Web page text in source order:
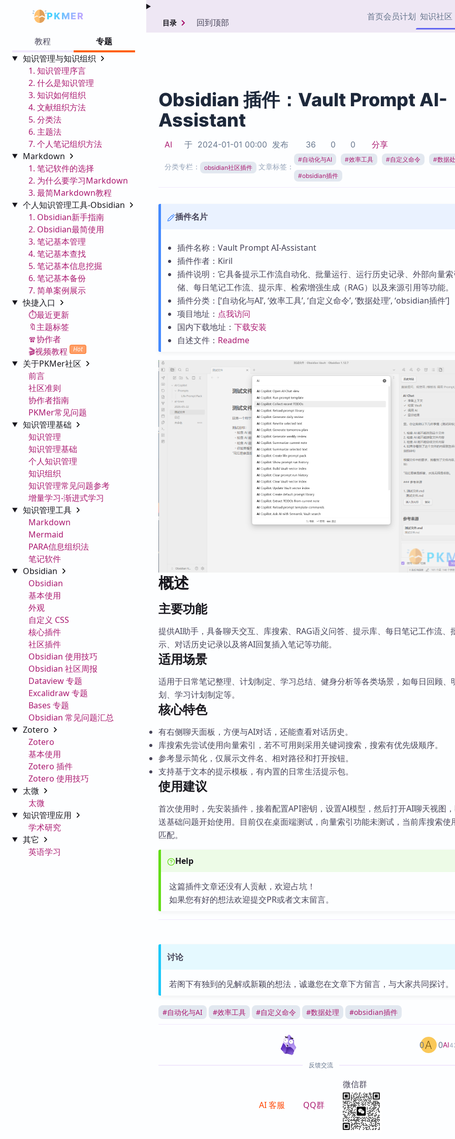
PKMER 首页会员计划 知识社区
协作者
Zotero 专题
Obsidian 专题
载
Zotero 插件
Zotero 插件资源与加速
挂
教程
专题
知识管理与知识组织
1. 知识管理序言
2. 什么是知识管理
3. 知识如何组织
4. 文献组织方法
5. 分类法
6. 主题法
7. 个人笔记组织方法
Markdown
1. 笔记软件的选择
2. 为什么要学习Markdown
3. 最简Markdown教程
个人知识管理工具-Obsidian
1. Obsidian新手指南
2. Obsidian最简使用
3. 笔记基本管理
4. 笔记基本查找
5. 笔记基本信息挖掘
6. 笔记基本备份
7. 简单案例展示
快捷入口
⏱️最近更新
🔖主题标签
🧣协作者
🎬视频教程
Hot
关于PKMer社区
前言
社区准则
协作者指南
PKMer常见问题
知识管理基础
知识管理
知识管理基础
个人知识管理
知识组织
知识管理常见问题参考
增量学习-渐进式学习
知识管理工具
Markdown
Mermaid
PARA信息组织法
笔记软件
Obsidian
Obsidian
基本使用
外观
自定义 CSS
核心插件
社区插件
Obsidian 使用技巧
Obsidian 社区周报
Dataview 专题
Excalidraw 专题
Bases 专题
Obsidian 常见问题汇总
Zotero
Zotero
基本使用
Zotero 插件
Zotero 使用技巧
太微
太微
知识管理应用
学术研究
其它
英语学习
目录 回到顶部
Obsidian 插件：Vault Prompt AI-
Assistant
AI 于 2024-01-01 00:00 发布 36 0 0 分享
分类专栏： obsidian社区插件 文章标签：
#自动化与AI #效率工具 #自定义命令 #数据
#obsidian插件
插件名片
插件名称：Vault Prompt AI-Assistant
插件作者：Kiril
插件说明：它具备提示工作流自动化、批量运行、运行历史记录、外部向量
储、每日笔记工作流、提示库、检索增强生成（RAG）以及来源引用等功能。
插件分类：[‘自动化与AI’, ‘效率工具’, ‘自定义命令’, ‘数据处理’, ‘obsidian插件’]
项目地址： 点我访问
国内下载地址： 下载安装
自述文件： Readme
概述
主要功能
提供AI助手，具备聊天交互、库搜索、RAG语义问答、提示库、每日笔记工作流、
示、对话历史记录以及将AI回复插入笔记等功能。
适用场景
适用于日常笔记整理、计划制定、学习总结、健身分析等各类场景，如每日回顾、
划、学习计划制定等。
核心特色
有右侧聊天面板，方便与AI对话，还能查看对话历史。
库搜索先尝试使用向量索引，若不可用则采用关键词搜索，搜索有优先级顺序。
参考显示简化，仅展示文件名、相对路径和打开按钮。
支持基于文本的提示模板，有内置的日常生活提示包。
使用建议
首次使用时，先安装插件，接着配置API密钥，设置AI模型，然后打开AI聊天视图
送基础问题开始使用。目前仅在桌面端测试，向量索引功能未测试，当前库搜索使
匹配。
Help
这篇插件文章还没有人贡献，欢迎占坑！
如果您有好的想法欢迎提交PR或者文末留言。
讨论
若阁下有独到的见解或新颖的想法，诚邀您在文章下方留言，与大家共同探讨。
#自动化与AI #效率工具 #自定义命令 #数据处理 #obsidian插件
AI
0 0
反馈交流
AI 客服 QQ群
微信群